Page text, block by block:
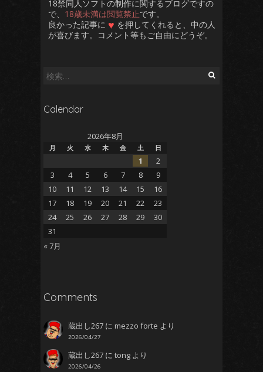
18禁同人ソフトの制作に関するブログですの
で、 18歳未満は閲覧禁止です。
良かった記事に ♥ を押してくれると、中の人
が喜びます。コメント等もご自由にどうぞ。
検
Calendar
2026年8月
月 火 水 木 金 土 日
1
2
3
4 5 6 7 8
9
10
11 12 13 14 15
16
17
18 19 20 21 22
23
24
25 26 27 28 29
30
31
« 7月
Comments
蔵出し267 にmezzo forte より
2026/04/27
蔵出し267 にtong より
2026/04/26